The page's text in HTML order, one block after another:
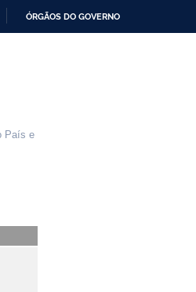
ÓRGÃOS DO GOVERNO
País e